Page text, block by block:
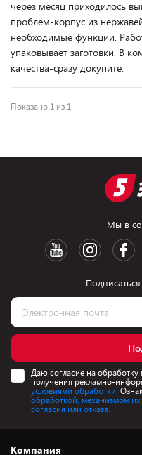
через месяц приходилось
проблем-корпус из
необходимые функции.
упаковывает заготовки. В
качества-сразу докупите.
Показано 1 из 1
Мы в
Даю согласие на
получения рекламно-
условиями обработки.
обработкой, механизмом
согласия или отказа.
Компания